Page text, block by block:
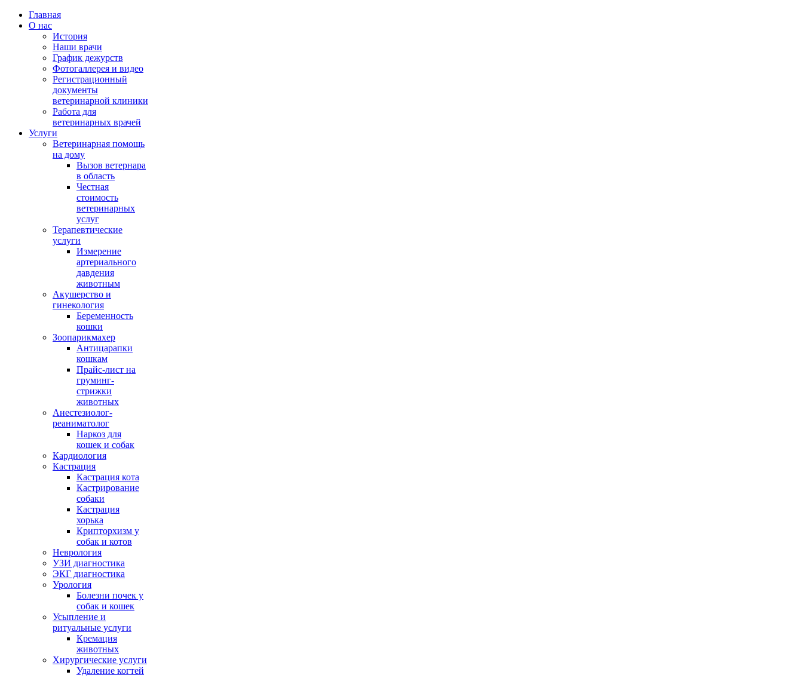
Главная
О нас
История
Наши врачи
График дежурств
Фотогаллерея и видео
Регистрационный
документы
ветеринарной клиники
Работа для
ветеринарных врачей
Услуги
Ветеринарная помощь
на дому
Вызов ветернара
в область
Честная
стоимость
ветеринарных
услуг
Терапевтические
услуги
Измерение
артериального
давдения
животным
Акушерство и
гинекология
Беременность
кошки
Зоопарикмахер
Антицарапки
кошкам
Прайс-лист на
груминг-
стрижки
животных
Анестезиолог-
реаниматолог
Наркоз для
кошек и собак
Кардиология
Кастрация
Кастрация кота
Кастрирование
собаки
Кастрация
хорька
Крипторхизм у
собак и котов
Неврология
УЗИ диагностика
ЭКГ диагностика
Урология
Болезни почек у
собак и кошек
Усыпление и
ритуальные услуги
Кремация
животных
Хирургические услуги
Удаление когтей